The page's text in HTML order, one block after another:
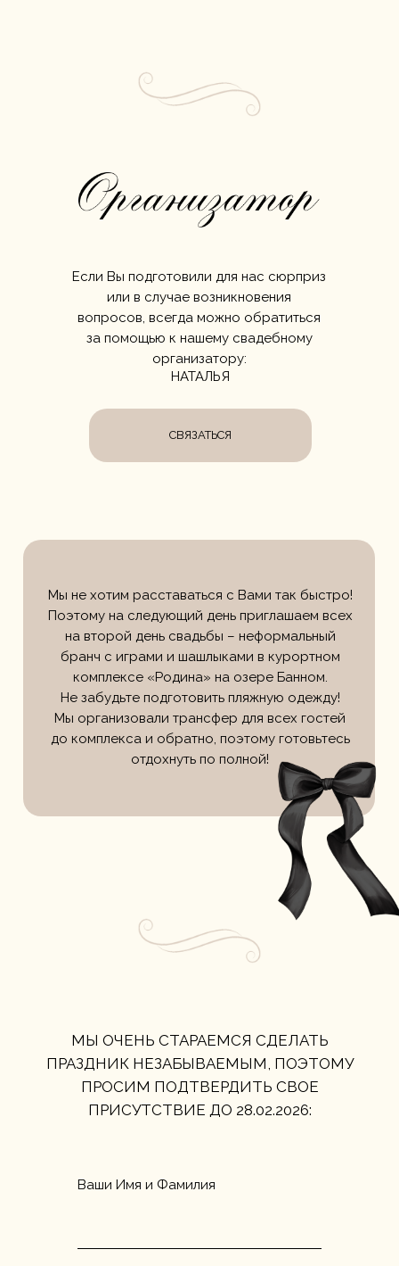
СВЯЗАТЬСЯ
Если Вы подготовили для нас сюрприз
или в случае возникновения
вопросов, всегда можно обратиться
за помощью к нашему свадебному
организатору:
НАТАЛЬЯ
МЫ ОЧЕНЬ СТАРАЕМСЯ СДЕЛАТЬ
ПРАЗДНИК НЕЗАБЫВАЕМЫМ, ПОЭТОМУ
ПРОСИМ ПОДТВЕРДИТЬ СВОЕ
ПРИСУТСТВИЕ ДО 28.02.2026:
Мы не хотим расставаться с Вами так быстро!
Поэтому на следующий день приглашаем всех
на второй день свадьбы – неформальный
бранч с играми и шашлыками в курортном
комплексе «Родина» на озере Банном.
Не забудьте подготовить пляжную одежду!
Мы организовали трансфер для всех гостей
до комплекса и обратно, поэтому готовьтесь
отдохнуть по полной!
Ваши Имя и Фамилия